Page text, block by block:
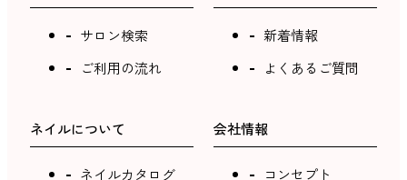
サロン検索
ご利用の流れ
新着情報
よくあるご質問
ネイルについて
ネイルカタログ
会社情報
コンセプト